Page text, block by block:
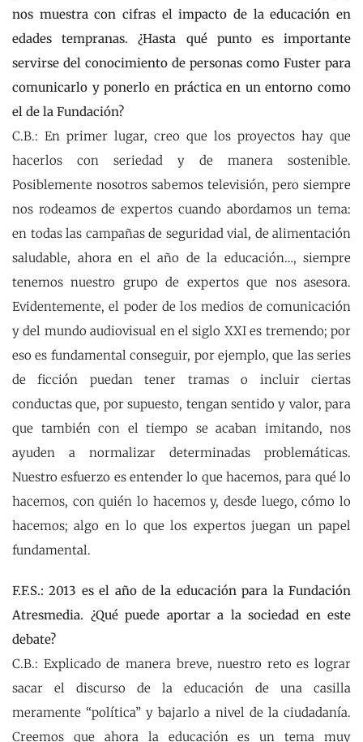
nos muestra con cifras el impacto de la educación en
edades tempranas. ¿Hasta qué punto es importante
servirse del conocimiento de personas como Fuster para
comunicarlo y ponerlo en práctica en un entorno como
el de la Fundación?
C.B.: En primer lugar, creo que los proyectos hay que
hacerlos con seriedad y de manera sostenible.
Posiblemente nosotros sabemos televisión, pero siempre
nos rodeamos de expertos cuando abordamos un tema:
en todas las campañas de seguridad vial, de alimentación
saludable, ahora en el año de la educación…, siempre
tenemos nuestro grupo de expertos que nos asesora.
Evidentemente, el poder de los medios de comunicación
y del mundo audiovisual en el siglo XXI es tremendo; por
eso es fundamental conseguir, por ejemplo, que las series
de ficción puedan tener tramas o incluir ciertas
conductas que, por supuesto, tengan sentido y valor, para
que también con el tiempo se acaban imitando, nos
ayuden a normalizar determinadas problemáticas.
Nuestro esfuerzo es entender lo que hacemos, para qué lo
hacemos, con quién lo hacemos y, desde luego, cómo lo
hacemos; algo en lo que los expertos juegan un papel
fundamental.
F.F.S.: 2013 es el año de la educación para la Fundación
Atresmedia. ¿Qué puede aportar a la sociedad en este
debate?
C.B.: Explicado de manera breve, nuestro reto es lograr
sacar el discurso de la educación de una casilla
meramente “política” y bajarlo a nivel de la ciudadanía.
Creemos que ahora la educación es un tema muy